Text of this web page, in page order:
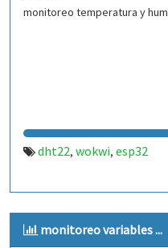
monitoreo temperatura y
dht22, wokwi, esp32
monitoreo variables ...